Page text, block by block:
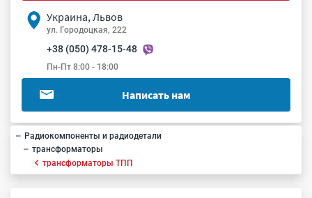
Украина, Львов
ул. Городоцкая, 222
+38 (050) 478-15-48
Пн-Пт 8:00 - 18:00
Написать нам
Радиокомпоненты и радиодетали
трансформаторы
трансформаторы ТПП